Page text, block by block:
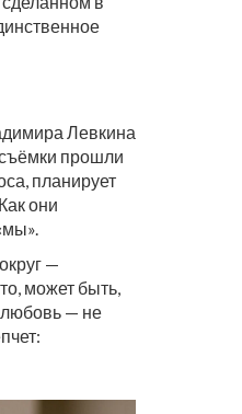
Левкина
прошли
планирует
они
—
может быть,
любовь — не